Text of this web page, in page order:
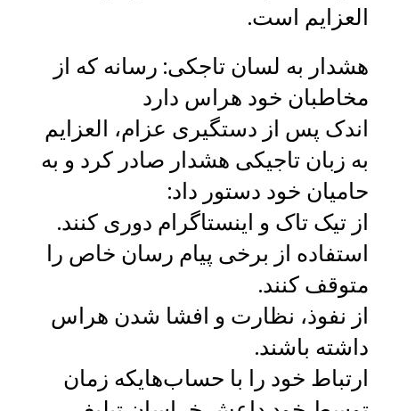
العزایم است.
هشدار به لسان تاجکی: رسانه که از
مخاطبان خود هراس دارد
اندک پس از دستگیری عزام، العزایم
به زبان تاجیکی هشدار صادر کرد و به
حامیان خود دستور داد:
از تیک ‌تاک و اینستاگرام دوری کنند.
استفاده از برخی پیام‌ رسان خاص را
متوقف کنند.
از نفوذ، نظارت و افشا شدن هراس
داشته باشند.
ارتباط خود را با حساب‌هایکه زمان